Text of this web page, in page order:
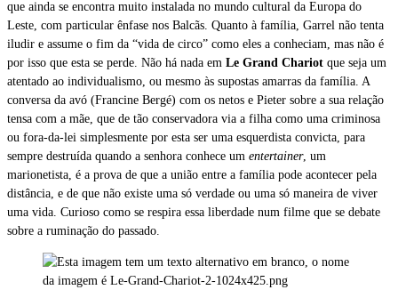
que ainda se encontra muito instalada no mundo cultural da Europa do
Leste, com particular ênfase nos Balcãs. Quanto à família, Garrel não tenta
iludir e assume o fim da “vida de circo” como eles a conheciam, mas não é
por isso que esta se perde. Não há nada em Le Grand Chariot que seja um
atentado ao individualismo, ou mesmo às supostas amarras da família. A
conversa da avó (Francine Bergé) com os netos e Pieter sobre a sua relação
tensa com a mãe, que de tão conservadora via a filha como uma criminosa
ou fora-da-lei simplesmente por esta ser uma esquerdista convicta, para
sempre destruída quando a senhora conhece um entertainer, um
marionetista, é a prova de que a união entre a família pode acontecer pela
distância, e de que não existe uma só verdade ou uma só maneira de viver
uma vida. Curioso como se respira essa liberdade num filme que se debate
sobre a ruminação do passado.